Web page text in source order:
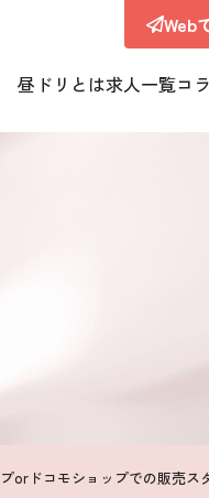
Web
昼ドリとは求人一覧コ
orドコモショップでの販売